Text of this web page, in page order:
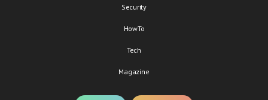
Security
HowTo
Tech
Magazine